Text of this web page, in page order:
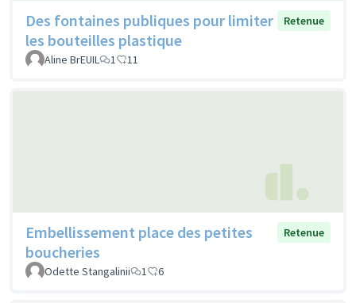
Des fontaines publiques pour limiter
les bouteilles plastique
Retenue
Aline BrEUIL 1 11
Embellissement place des petites
boucheries
Retenue
Odette Stangalinii 1 6